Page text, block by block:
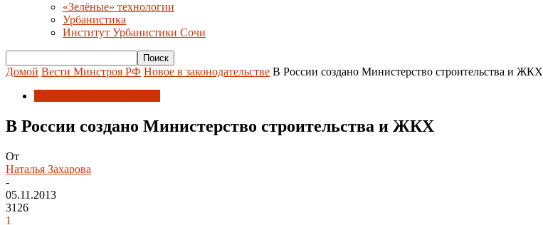
«Зелёные» технологии
Урбанистика
Институт Урбанистики Сочи
Домой Вести Минстроя РФ Новое в законодательстве В России создано Министерство строительства и ЖКХ
В России создано Министерство строительства и ЖКХ
От
Наталья Захарова
-
05.11.2013
3126
1